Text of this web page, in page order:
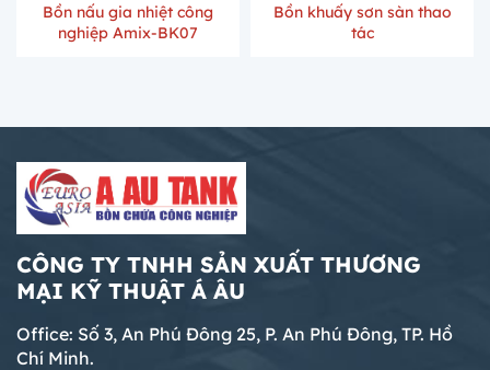
Bồn nấu gia nhiệt công
nghiệp Amix-BK07
Bồn khuấy sơn sàn thao
tác
CÔNG TY TNHH SẢN XUẤT THƯƠNG
MẠI KỸ THUẬT Á ÂU
Office: Số 3, An Phú Đông 25, P. An Phú Đông, TP. Hồ
Chí Minh.